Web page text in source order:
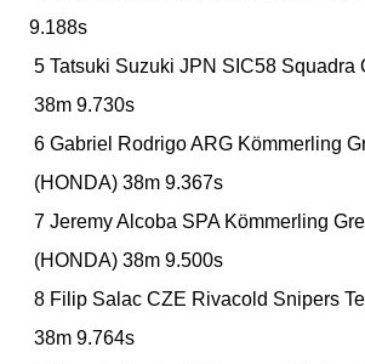
9.188s
5 Tatsuki Suzuki JPN SIC58 Squadra
38m 9.730s
6 Gabriel RodrigoARG Kömmerling
(HONDA) 38m 9.367s
7 Jeremy Alcoba SPA Kömmerling
(HONDA) 38m 9.500s
8 Filip Salac CZE Rivacold Snipers
38m 9.764s